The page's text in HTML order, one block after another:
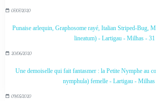
07/07/2020
Punaise arlequin, Graphosome rayé, Italian Striped-Bug,
lineatum) - Lartigau - Milhas - 31
20/06/2020
Une demoiselle qui fait fantasmer : la Petite Nymphe au
nymphula) femelle - Lartigau - Milhas
09/05/2020